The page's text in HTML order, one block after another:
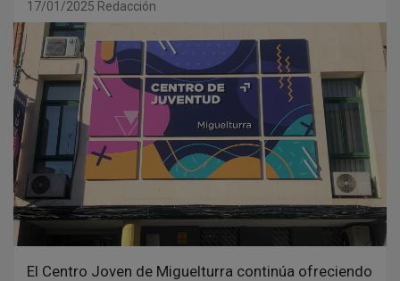
17/01/2025 Redacción
El Centro Joven de Miguelturra continúa ofreciendo